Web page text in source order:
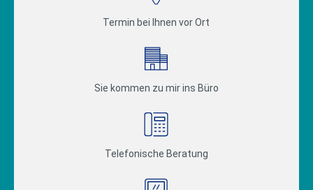
Termin bei Ihnen vor Ort
Sie kommen zu mir ins Büro
Telefonische Beratung